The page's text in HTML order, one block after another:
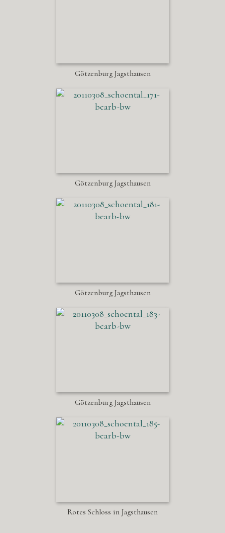
Götzenburg Jagsthausen
Götzenburg Jagsthausen
Götzenburg Jagsthausen
Götzenburg Jagsthausen
Rotes Schloss in Jagsthausen